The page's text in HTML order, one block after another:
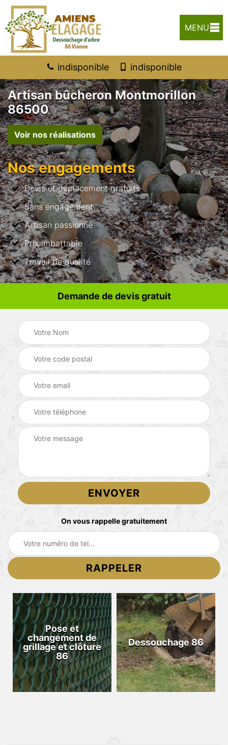
MENU
indisponible indisponible
Artisan bûcheron Montmorillon
86500
Voir nos réalisations
Nos engagements
Devis et déplacement gratuits
Sans engagement
Artisan passionné
Prix imbattable
Travail de qualité
Demande de devis gratuit
On vous rappelle gratuitement
Pose et
changement de
grillage et clôture
86
Dessouchage 86